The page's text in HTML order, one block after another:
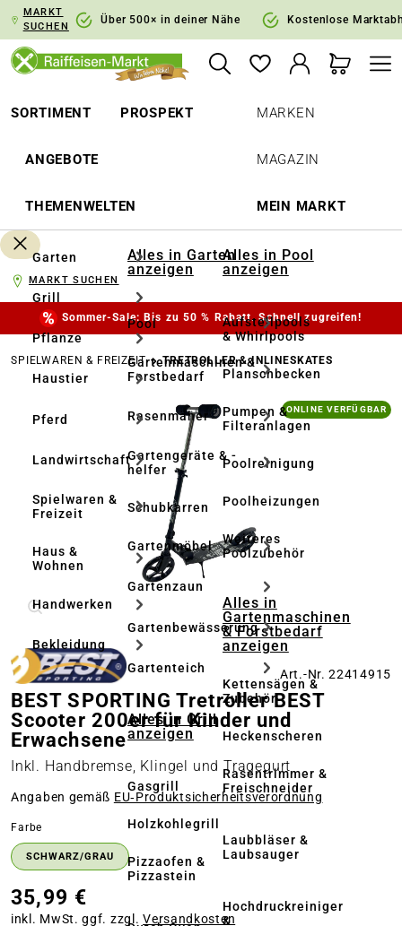
Zur Hauptnavigation springen
MARKT
SUCHEN
Über 500× in deiner Nähe Kostenlose
SORTIMENT PROSPEKT
ANGEBOTE
THEMENWELTEN
MARKEN
MAGAZIN
MEIN MARKT
Garten
Grill
Pflanze
Haustier
Pferd
Landwirtschaft
Spielwaren &
Freizeit
Haus &
Wohnen
Handwerken
Bekleidung
Alles in Garten
anzeigen
Pool
Gartenmaschinen &
Forstbedarf
Rasenmäher
Gartengeräte & -
helfer
Schubkarren
Gartenmöbel
Gartenzaun
Gartenbewässerung
Gartenteich
Alles in Grill
anzeigen
Gasgrill
Holzkohlegrill
Pizzaofen &
Pizzastein
Alles in Pool
anzeigen
Aufstellpools
& Whirlpools
Planschbecken
Pumpen &
Filteranlagen
Poolreinigung
Poolheizungen
Weiteres
Poolzubehör
Alles in
Gartenmaschinen
& Forstbedarf
anzeigen
Kettensägen &
Zubehör
Heckenscheren
Rasentrimmer &
Freischneider
Laubbläser &
Laubsauger
Hochdruckreiniger
&
MARKT SUCHEN
Sommer-Sale: Bis zu 50 % Rabatt. Schnell zugreifen!
SPIELWAREN & FREIZEIT TRETROLLER & INLINESKATES
Bildergalerie überspringen ONLINE VERFÜGBAR
Art.-Nr. 22414915
BEST SPORTING Tretroller BEST
Scooter 200er für Kinder und
Erwachsene
Inkl. Handbremse, Klingel und Tragegurt
Angaben gemäß EU‑Produktsicherheitsverordnung
Farbe
SCHWARZ/GRAU
35,99 €
inkl. MwSt. ggf. zzgl.Versandkosten